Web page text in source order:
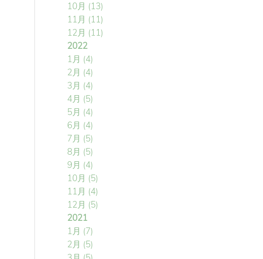
10月 (13)
11月 (11)
12月 (11)
2022
1月 (4)
2月 (4)
3月 (4)
4月 (5)
5月 (4)
6月 (4)
7月 (5)
8月 (5)
9月 (4)
10月 (5)
11月 (4)
12月 (5)
2021
1月 (7)
2月 (5)